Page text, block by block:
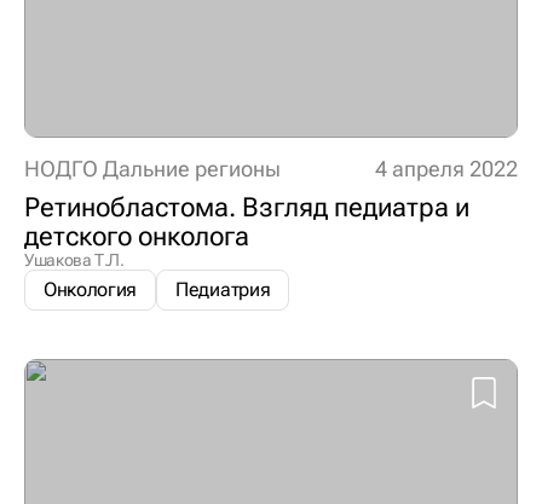
НОДГО Дальние регионы 4 апреля 2022
Ретинобластома. Взгляд педиатра и
детского онколога
Ушакова Т.Л.
Онкология Педиатрия